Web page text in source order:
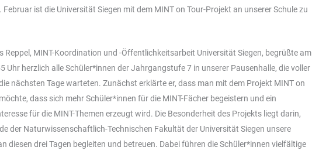
Februar ist die Universität Siegen mit dem MINT on Tour-Projekt an unserer Schule zu
Reppel, MINT-Koordination und -Öffentlichkeitsarbeit Universität Siegen, begrüßte am
Uhr herzlich alle Schüler*innen der Jahrgangstufe 7 in unserer Pausenhalle, die voller
nächsten Tage warteten. Zunächst erklärte er, dass man mit dem Projekt MINT on
dass sich mehr Schüler*innen für die MINT-Fächer begeistern und ein
für die MINT-Themen erzeugt wird. Die Besonderheit des Projekts liegt darin,
der Naturwissenschaftlich-Technischen Fakultät der Universität Siegen unsere
diesen drei Tagen begleiten und betreuen. Dabei führen die Schüler*innen vielfältige